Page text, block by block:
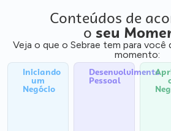
Conteúdos de
o seu
Veja o que o Sebrae tem para
momento:
Iniciando
um
Negócio
Desenvolvimento
Pessoal